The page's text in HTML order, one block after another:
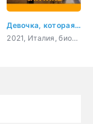
Девочка, которая не хотела петь
2021, Италия, биография